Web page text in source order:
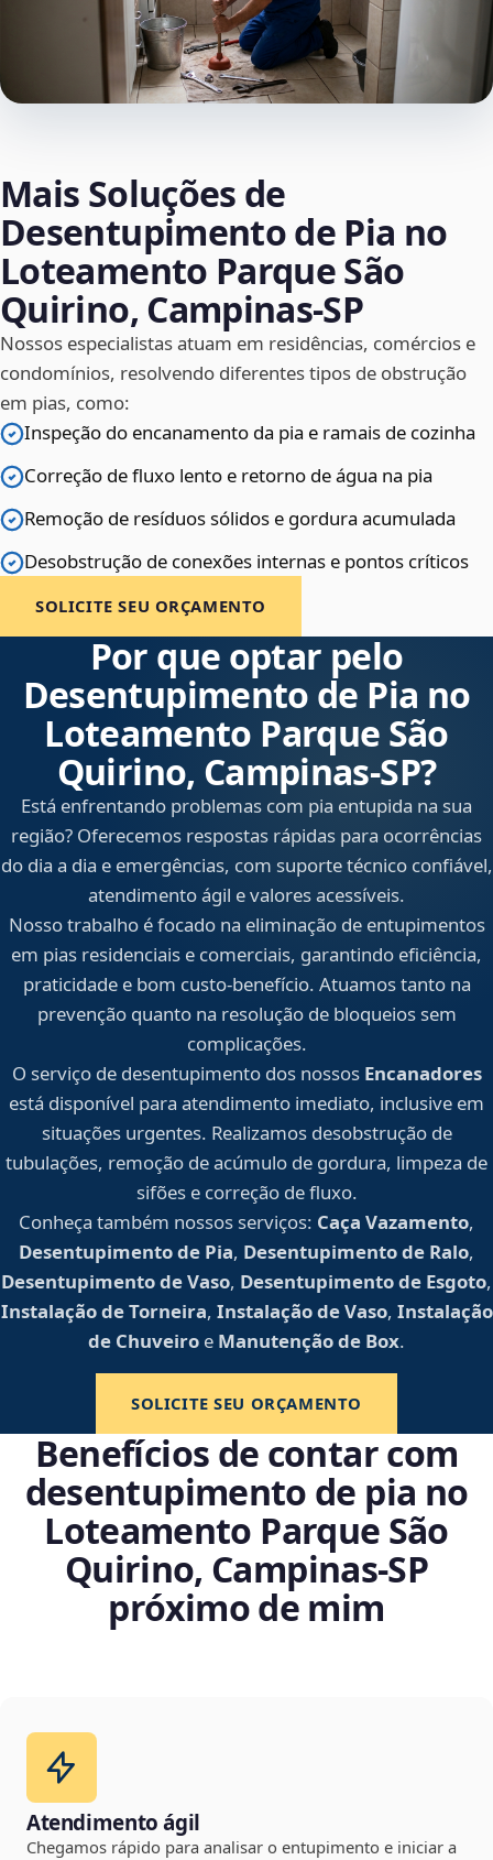
Mais Soluções de
Desentupimento de Pia no
Loteamento Parque São
Quirino, Campinas‑SP
Nossos especialistas atuam em residências, comércios e
condomínios, resolvendo diferentes tipos de obstrução
em pias, como:
Inspeção do encanamento da pia e ramais de cozinha
Correção de fluxo lento e retorno de água na pia
Remoção de resíduos sólidos e gordura acumulada
Desobstrução de conexões internas e pontos críticos
SOLICITE SEU ORÇAMENTO
Por que optar pelo
Desentupimento de Pia no
Loteamento Parque São
Quirino, Campinas‑SP?
Está enfrentando problemas com pia entupida na sua
região? Oferecemos respostas rápidas para ocorrências
do dia a dia e emergências, com suporte técnico confiável,
atendimento ágil e valores acessíveis.
Nosso trabalho é focado na eliminação de entupimentos
em pias residenciais e comerciais, garantindo eficiência,
praticidade e bom custo-benefício. Atuamos tanto na
prevenção quanto na resolução de bloqueios sem
complicações.
O serviço de desentupimento dos nossos Encanadores
está disponível para atendimento imediato, inclusive em
situações urgentes. Realizamos desobstrução de
tubulações, remoção de acúmulo de gordura, limpeza de
sifões e correção de fluxo.
Conheça também nossos serviços: Caça Vazamento,
Desentupimento de Pia, Desentupimento de Ralo,
Desentupimento de Vaso, Desentupimento de Esgoto,
Instalação de Torneira, Instalação de Vaso, Instalação
de Chuveiro e Manutenção de Box.
SOLICITE SEU ORÇAMENTO
Benefícios de contar com
desentupimento de pia no
Loteamento Parque São
Quirino, Campinas‑SP
próximo de mim
Atendimento ágil
Chegamos rápido para analisar o entupimento e iniciar a